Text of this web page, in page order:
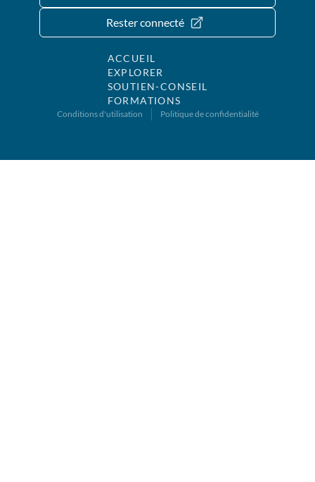
Rester connecté
ACCUEIL
EXPLORER
SOUTIEN-CONSEIL
FORMATIONS
Conditions d'utilisation Politique de confidentialité